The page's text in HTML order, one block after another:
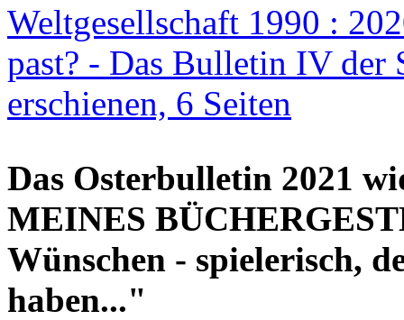
Weltgesellschaft 1990 :
past? - Das Bulletin IV der
erschienen, 6 Seiten
Das Osterbulletin 2021
MEINES
Wünschen - spielerisch,
haben..."